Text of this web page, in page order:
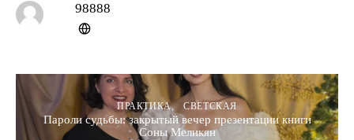
98888
ПРАКТИКА СВЕТСКАЯ
Пароли судьбы: закрытый вечер презентации книги
Соны Меликян